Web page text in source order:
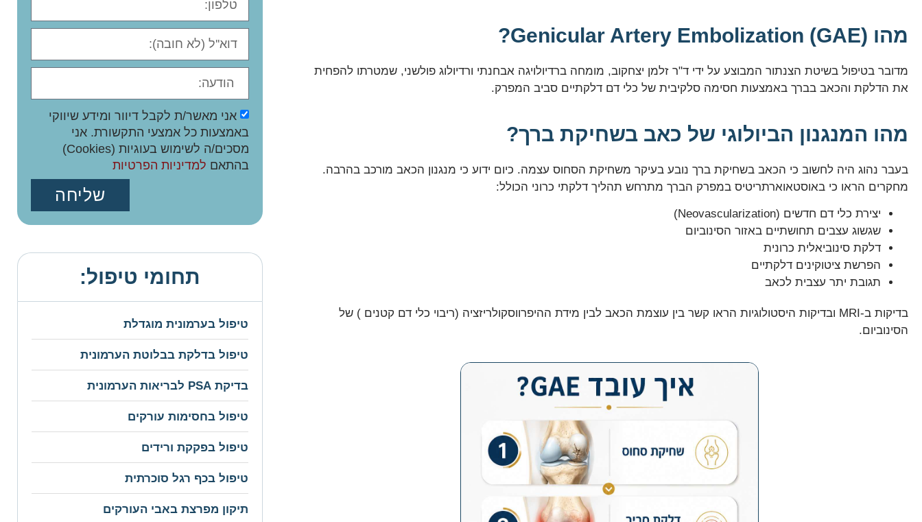
מהו Genicular Artery Embolization (GAE)?
מדובר בטיפול בשיטת הצנתור המבוצע על ידי ד"ר זלמן יצחקוב, מומחה ברדיולויגה אבחנתי ורדיולוג פולשני, שמטרתו להפחית
את הדלקת והכאב בברך באמצעות חסימה סלקיבית של כלי דם דלקתיים סביב המפרק.
מהו המנגנון הביולוגי של כאב בשחיקת ברך?
בעבר נהוג היה לחשוב כי הכאב בשחיקת ברך נובע בעיקר משחיקת הסחוס עצמה. כיום ידוע כי מנגנון הכאב מורכב בהרבה.
מחקרים הראו כי באוסטאוארתריטיס במפרק הברך מתרחש תהליך דלקתי כרוני הכולל:
יצירת כלי דם חדשים (Neovascularization)
שגשוג עצבים תחושתיים באזור הסינוביום
דלקת סינוביאלית כרונית
הפרשת ציטוקינים דלקתיים
תגובת יתר עצבית לכאב
בדיקות ב-MRI ובדיקות היסטולוגיות הראו קשר בין עוצמת הכאב לבין מידת ההיפרווסקולריזציה (ריבוי כלי דם קטנים ) של
הסינוביום.
אני מאשר/ת לקבל דיוור ומידע שיווקי
באמצעות כל אמצעי התקשורת. אני
מסכים/ה לשימוש בעוגיות (Cookies)
בהתאם למדיניות הפרטיות
שליחה
תחומי טיפול:
טיפול בערמונית מוגדלת
טיפול בדלקת בבלוטת הערמונית
בדיקת PSA לבריאות הערמונית
טיפול בחסימות עורקים
טיפול בפקקת ורידים
טיפול בכף רגל סוכרתית
תיקון מפרצת באבי העורקים